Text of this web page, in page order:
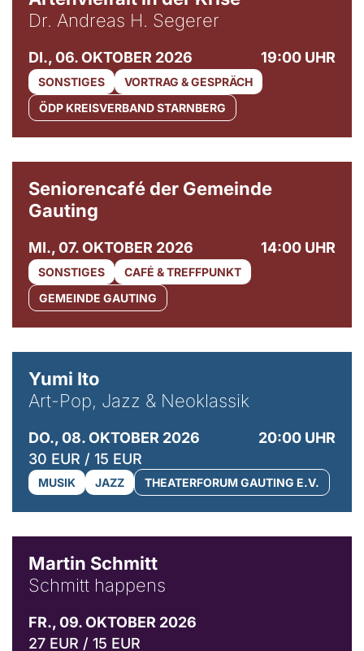
Dr. Andreas H. Segerer
DI., 06. OKTOBER 2026 19:00 UHR
SONSTIGES
VORTRAG & GESPRÄCH
ÖDP KREISVERBAND STARNBERG
Seniorencafé der Gemeinde
Gauting
MI., 07. OKTOBER 2026 14:00 UHR
SONSTIGES
CAFÉ & TREFFPUNKT
GEMEINDE GAUTING
Yumi Ito
Art-Pop, Jazz & Neoklassik
DO., 08. OKTOBER 2026
20:00 UHR
30 EUR / 15 EUR
MUSIK JAZZ THEATERFORUM GAUTING E.V.
Martin Schmitt
Schmitt happens
FR., 09. OKTOBER 2026
27 EUR / 15 EUR